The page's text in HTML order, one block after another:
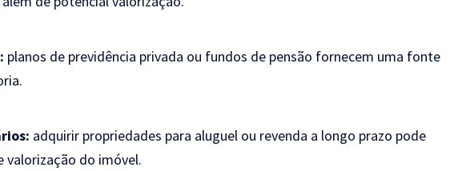
planos de previdência privada ou fundos de pensão fornecem uma fonte
adquirir propriedades para aluguel ou revenda a longo prazo pode
valorização do imóvel.